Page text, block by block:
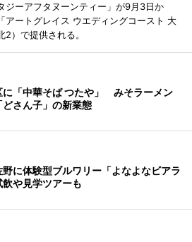
ジーアフタヌーンティー」が9月3日か
アートグレイス ウエディングコースト 大
）で提供される。
に「中華そば つたや」 みそラーメン
さん子」の新業態
に体験型ブルワリー「よなよなビアラ
や見学ツアーも